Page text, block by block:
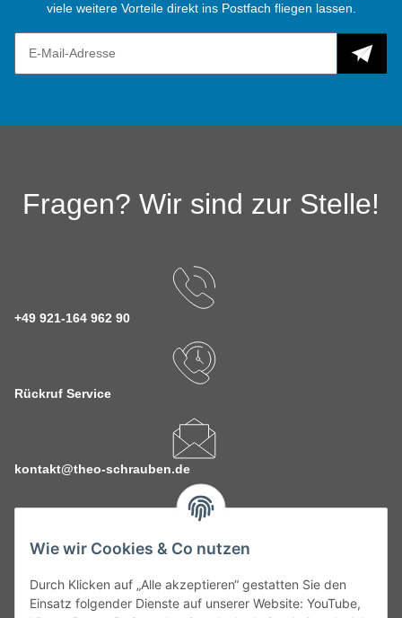
Wie wir Cookies & Co nutzen
Durch Klicken auf „Alle akzeptieren“ gestatten Sie den
Einsatz folgender Dienste auf unserer Website: YouTube,
viele weitere Vorteile direkt ins Postfach fliegen lassen.
Fragen? Wir sind zur Stelle!
+49 921-164 962 90
Rückruf Service
kontakt@theo-schrauben.de
Service